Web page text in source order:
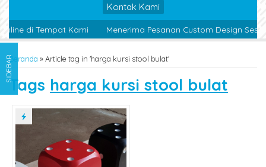
Kontak Kami
di Tempat Kami Menerima Pesanan Custom Design
Beranda »Article tag in 'harga kursi stool bulat'
Tags harga kursi stool bulat
SIDEBAR